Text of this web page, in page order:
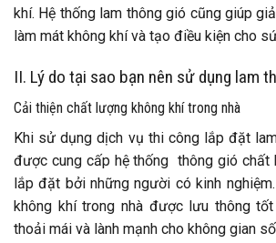
khí. Hệ thống lam thông gió cũng giúp
làm mát không khí và tạo điều kiện cho
II. Lý do tại sao bạn nên sử dụng lam
Cải thiện chất lượng không khí trong nhà
Khi sử dụng dịch vụ thi công lắp đặt
được cung cấp hệ thống thông gió chất
lắp đặt bởi những người có kinh
không khí trong nhà được lưu thông
thoải mái và lành mạnh cho không gian